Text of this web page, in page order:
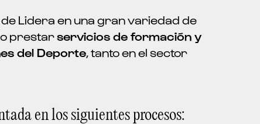
prestarservicios de formación y
del Deporte, tanto en el sector
en los siguientes procesos: